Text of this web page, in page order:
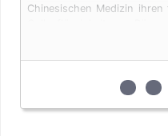
Chinesischen Medizin
von Raubkatzen und
diese Produkte
zur 1.zur